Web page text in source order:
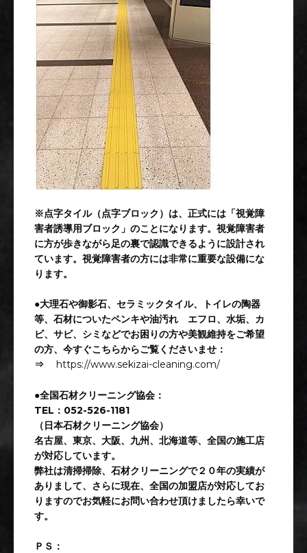
※点字タイル（点字ブロック）は、正式には「視覚障
害者誘導用ブロック」のことになります。視覚障害者
に方が歩きながら足の裏で認識できるように設計され
ています。視覚障害者の方には非常に重要な設備にな
ります。
●大理石や御影石、セラミックタイル、トイレの陶器
等、石材についたペンキや油汚れ エフロ、水垢、カ
ビ、サビ、シミなどでお困りの方や美観維持をご希望
の方、今すぐこちらからご覧くださいませ：
⇒ https://www.sekizai-cleaning.com/
●全国石材クリーニング協会：
TEL：052-526-1181
（日本石材クリーニング協会）
名古屋、東京、大阪、九州、北海道等、全国の施工店
が対応しています。
弊社は清掃掃除、石材クリーニングで２０年の実績が
ありまして、さらに現在、全国の加盟店が対応してお
りますのでお気軽にお問い合わせ頂けましたら幸いで
す。
ＰＳ：